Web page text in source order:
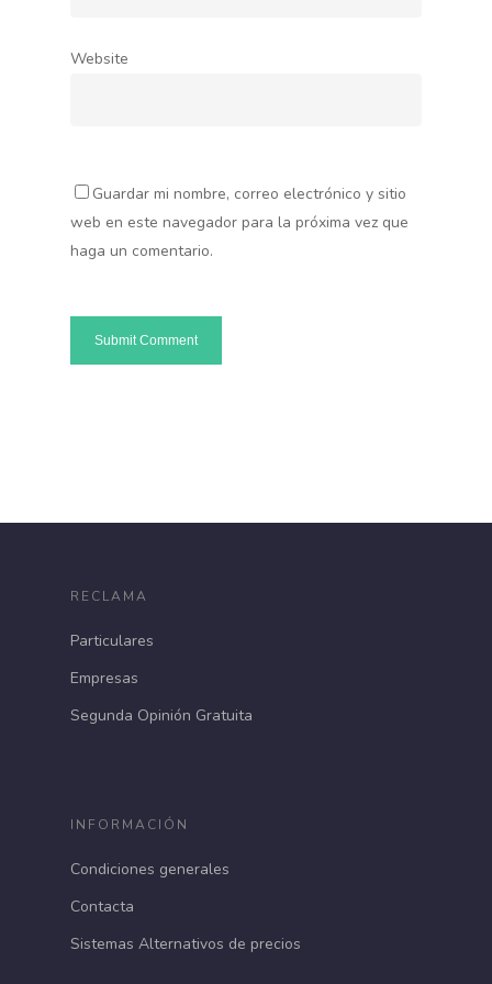
Website
Guardar mi nombre, correo electrónico y sitio
web en este navegador para la próxima vez que
haga un comentario.
RECLAMA
Particulares
Empresas
Segunda Opinión Gratuita
INFORMACIÓN
Condiciones generales
Contacta
Sistemas Alternativos de precios